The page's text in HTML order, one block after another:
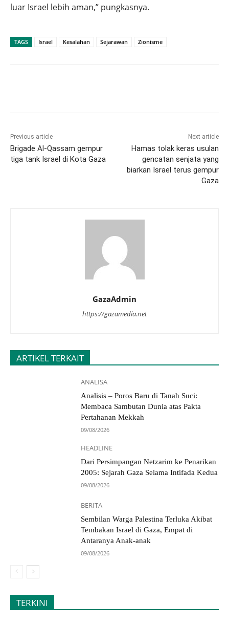
luar Israel lebih aman,” pungkasnya.
TAGS Israel Kesalahan Sejarawan Zionisme
Previous article
Brigade Al-Qassam gempur
tiga tank Israel di Kota Gaza
Next article
Hamas tolak keras usulan
gencatan senjata yang
biarkan Israel terus gempur
Gaza
GazaAdmin
https://gazamedia.net
ARTIKEL TERKAIT
ANALISA
Analisis – Poros Baru di Tanah Suci:
Membaca Sambutan Dunia atas Pakta
Pertahanan Mekkah
09/08/2026
HEADLINE
Dari Persimpangan Netzarim ke Penarikan
2005: Sejarah Gaza Selama Intifada Kedua
09/08/2026
BERITA
Sembilan Warga Palestina Terluka Akibat
Tembakan Israel di Gaza, Empat di
Antaranya Anak-anak
09/08/2026
TERKINI